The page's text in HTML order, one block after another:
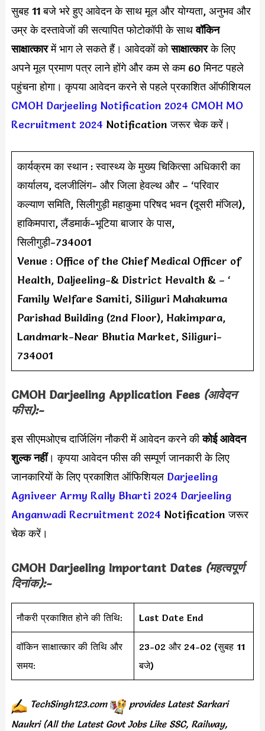
सुबह 11 बजे भरे हुए आवेदन के साथ मूल और योग्यता, अनुभव और
उम्र के दस्तावेजों की सत्यापित फोटोकॉपी के साथवॉकिन
साक्षात्कारमें भाग ले सकते हैं। आवेदकों कोसाक्षात्कारके लिए
अपने मूल प्रमाण पत्र लाने होंगे और कम से कम 60 मिनट पहले
पहुंचना होगा। कृपया आवेदन करने से पहले प्रकाशित ऑफीशियल
CMOH Darjeeling Notification 2024 CMOH MO
Recruitment 2024 Notification जरूर चेक करें।
कार्यक्रम का स्थान : स्वास्थ्य के मुख्य चिकित्सा अधिकारी का
कार्यालय, दलजीलिंग- और जिला हेवल्थ और – ‘परिवार
कल्याण समिति, सिलीगुड़ी महाकुमा परिषद भवन (दूसरी मंजिल),
हाकिमपारा, लैंडमार्क-भूटिया बाजार के पास,
सिलीगुड़ी-734001
Venue : Office of the Chief Medical Officer of
Health, Daljeeling-& District Hevalth & – ‘
Family Welfare Samiti, Siliguri Mahakuma
Parishad Building (2nd Floor), Hakimpara,
Landmark-Near Bhutia Market, Siliguri-
734001
CMOH Darjeeling Application Fees (आवेदन
फीस):-
इस सीएमओएच दार्जिलिंग नौकरी में आवेदन करने कीकोई आवेदन
शुल्क नहीं। कृपया आवेदन फीस की सम्पूर्ण जानकारी के लिए
जानकारियों के लिए प्रकाशित ऑफिशियल Darjeeling
Agniveer Army Rally Bharti 2024 Darjeeling
Anganwadi Recruitment 2024 Notification जरूर
चेक करें।
CMOH Darjeeling Important Dates (महत्वपूर्ण
दिनांक):-
नौकरी प्रकाशित होने की तिथि: Last Date End
वॉकिन साक्षात्कार की तिथि और
समय:
23-02 और 24-02 (सुबह 11
बजे)
TechSingh123.com provides Latest Sarkari
Naukri (All the Latest Govt Jobs Like SSC, Railway,